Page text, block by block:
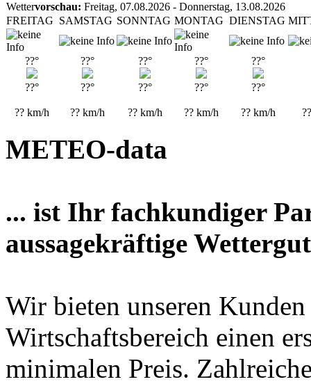
Wettervorschau: Freitag, 07.08.2026 - Donnerstag, 13.08.2026
FREITAG SAMSTAG SONNTAG MONTAG DIENSTAG
??°
??°
?? km/h
??°
??°
??km/h
??°
??°
??km/h
??°
??°
??km/h
??°
??°
??km/h ??
METEO-data
... ist Ihr fachkundiger
aussagekräftige
Wir bieten unseren
Wirtschaftsbereich einen
minimalen Preis.